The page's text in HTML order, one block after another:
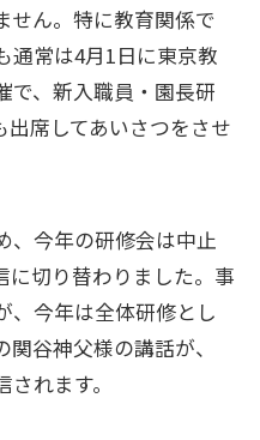
せん。特に教育関係で
通常は4月1日に東京教
で、新入職員・園長研
席してあいさつをさせ
、今年の研修会は中止
に切り替わりました。事
、今年は全体研修とし
谷神父様の講話が、
れます。